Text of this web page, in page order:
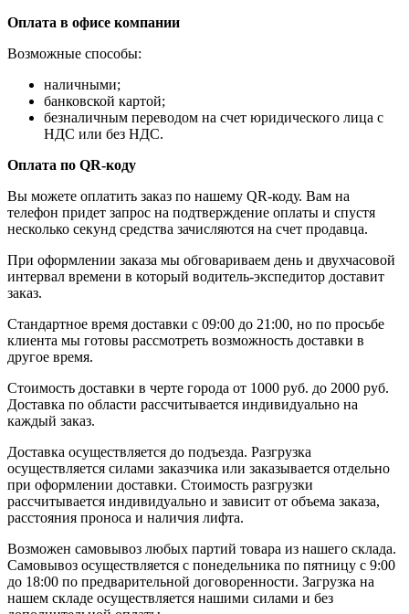
Оплата в офисе компании
Возможные способы:
наличными;
банковской картой;
безналичным переводом на счет юридического лица с
НДС или без НДС.
Оплата по QR-коду
Вы можете оплатить заказ по нашему QR-коду. Вам на
телефон придет запрос на подтверждение оплаты и спустя
несколько секунд средства зачисляются на счет продавца.
При оформлении заказа мы обговариваем день и двухчасовой
интервал времени в который водитель-экспедитор доставит
заказ.
Стандартное время доставки с 09:00 до 21:00, но по просьбе
клиента мы готовы рассмотреть возможность доставки в
другое время.
Стоимость доставки в черте города от 1000 руб. до 2000 руб.
Доставка по области рассчитывается индивидуально на
каждый заказ.
Доставка осуществляется до подъезда. Разгрузка
осуществляется силами заказчика или заказывается отдельно
при оформлении доставки. Стоимость разгрузки
рассчитывается индивидуально и зависит от объема заказа,
расстояния проноса и наличия лифта.
Возможен самовывоз любых партий товара из нашего склада.
Самовывоз осуществляется с понедельника по пятницу с 9:00
до 18:00 по предварительной договоренности. Загрузка на
нашем складе осуществляется нашими силами и без